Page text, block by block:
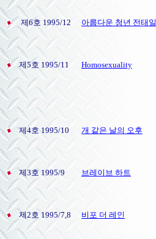
제6호 1995/12 아름다운 청년 전태일
제5호 1995/11 Homosexuality
제4호 1995/10 개 같은 날의 오후
제3호 1995/9 브레이브 하트
제2호 1995/7,8 비포 더 레인